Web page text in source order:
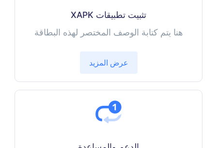
تثبيت تطبيقات XAPK
هنا يتم كتابة الوصف المختصر لهذه البطاقة
عرض المزيد